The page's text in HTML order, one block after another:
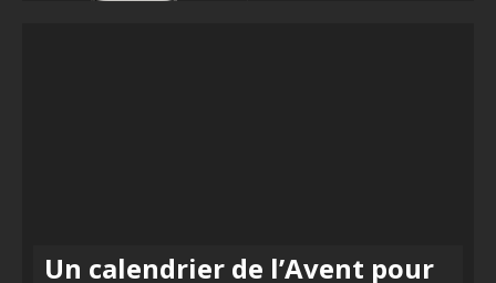
Un calendrier de l’Avent pour